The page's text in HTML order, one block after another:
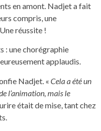
en amont. Nadjet a fait
compris, une
réussite !
: une chorégraphie
applaudis.
Nadjet. « Cela a été un
l’animation, mais le
était de mise, tant chez